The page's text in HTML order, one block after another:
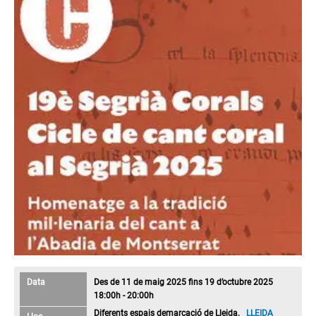
Data
Des de 11 de maig 2025 fins 19 d’octubre 2025
18:00h - 20:00h
Diferents espais demarcació de Lleida. LLEIDA